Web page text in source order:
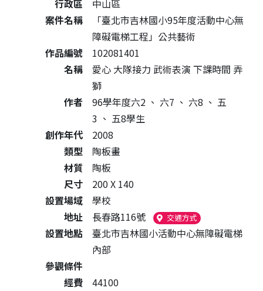
公共藝術作品詳細資料
行政區
中山區
案件名稱
「臺北市吉林國小95年度活動中心無
障礙電梯工程」公共藝術
作品編號
102081401
名稱
愛心 大隊接力 武術表演 下課時間 弄
獅
作者
96學年度六2 、 六7 、 六8 、 五
3 、 五8學生
創作年代
2008
類型
陶板畫
材質
陶板
尺寸
200 X 140
設置場域
學校
地址
長春路116號 交通方式（另開新視窗）
設置地點
臺北市吉林國小活動中心無障礙電梯
內部
參觀條件
經費
44100